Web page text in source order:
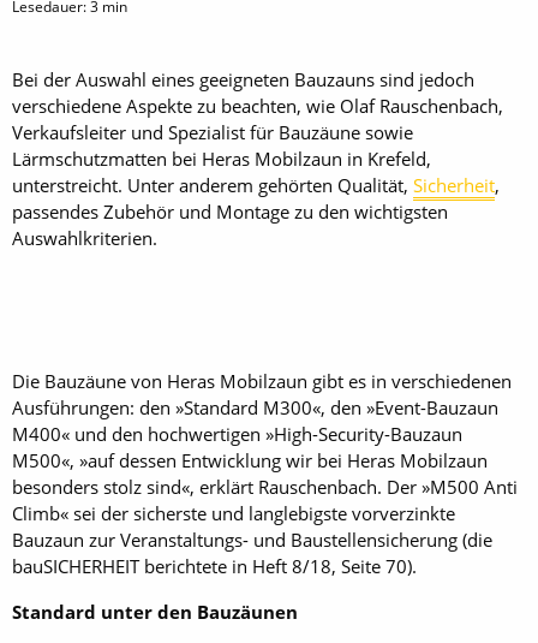
Lesedauer:3 min
Bei der Auswahl eines geeigneten Bauzauns sind jedoch
verschiedene Aspekte zu beachten, wie Olaf Rauschenbach,
Verkaufsleiter und Spezialist für Bauzäune sowie
Lärmschutzmatten bei Heras Mobilzaun in Krefeld,
unterstreicht. Unter anderem gehörten Qualität, Sicherheit,
passendes Zubehör und Montage zu den wichtigsten
Auswahlkriterien.
Die Bauzäune von Heras Mobilzaun gibt es in verschiedenen
Ausführungen: den »Standard M300«, den »Event-Bauzaun
M400« und den hochwertigen »High-Security-Bauzaun
M500«, »auf dessen Entwicklung wir bei Heras Mobilzaun
besonders stolz sind«, erklärt Rauschenbach. Der »M500 Anti
Climb« sei der sicherste und langlebigste vorverzinkte
Bauzaun zur Veranstaltungs- und Baustellensicherung (die
bau­SICHERHEIT berichtete in Heft 8/18, Seite 70).
Standard unter den Bauzäunen